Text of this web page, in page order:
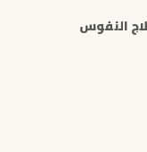
النفوس